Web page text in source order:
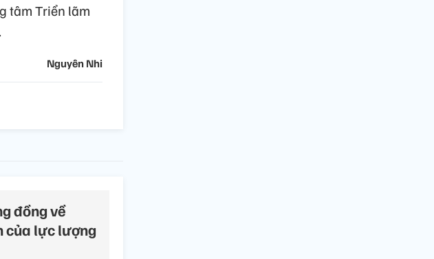
tâm Triển lãm
Nguyên Nhi
đồng về
của lực lượng